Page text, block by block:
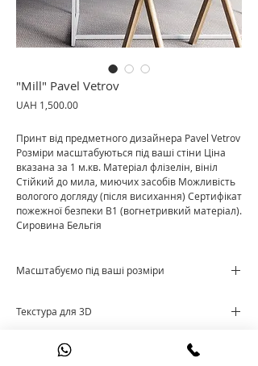
"Mill" Pavel Vetrov
UAH 1,500.00Price
Принт від предметного дизайнера Pavel Vetrov
Розміри масштабуються під ваші стіни Ціна
вказана за 1 м.кв. Матеріал флізелін, вініл
Стійкий до мила, миючих засобів Можливість
вологого догляду (після висихання) Сертифікат
пожежної безпеки В1 (вогнетривкий матеріал).
Сировина Бельгія
Масштабуємо під ваші розміри
Текстура для 3D
Cкачати текстуру